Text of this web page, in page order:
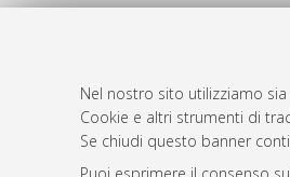
Nel nostro sito utilizziamo
Cookie e altri strumenti di
Se chiudi questo banner
Atom
Rss 1.0